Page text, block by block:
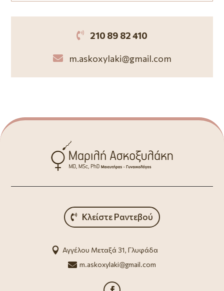
 210 89 82 410
 m.askoxylaki@gmail.com
Κλείστε Ραντεβού
 Αγγέλου Μεταξά 31, Γλυφάδα
 m.askoxylaki@gmail.com